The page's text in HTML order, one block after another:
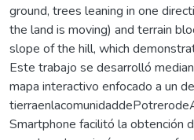
ground, trees leaning in one
the land is moving) and terrain
slope of the hill, which
Este trabajo se desarrolló
mapa interactivo enfocado a un
Smartphone facilitó la obtención